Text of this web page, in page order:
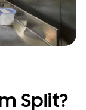
Split?